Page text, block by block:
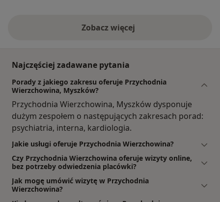
Zobacz więcej
Najczęściej zadawane pytania
Porady z jakiego zakresu oferuje Przychodnia
Wierzchowina, Myszków?
Przychodnia Wierzchowina, Myszków dysponuje
dużym zespołem o następujących zakresach porad:
psychiatria, interna, kardiologia.
Jakie usługi oferuje Przychodnia Wierzchowina?
Czy Przychodnia Wierzchowina oferuje wizyty online,
bez potrzeby odwiedzenia placówki?
Jak mogę umówić wizytę w Przychodnia
Wierzchowina?